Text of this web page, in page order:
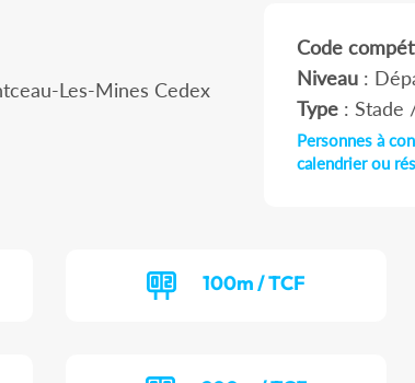
Les-Mines Cedex
Code
Niveau:
Type: Stade
Personnes à
calendrier ou
100m / TCF